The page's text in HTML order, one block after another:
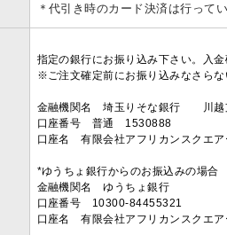
＊代引き時のカード決済は行ってい
指定の銀行にお振り込み下さい。入金
※ご注文確定前にお振り込みなさらな
金融機関名 埼玉りそな銀行 川越
口座番号 普通 1530888
口座名 有限会社アフリカンスクエア
*ゆうちょ銀行からのお振込みの場合
金融機関名 ゆうちょ銀行
口座番号 10300-84455321
口座名 有限会社アフリカンスクエア